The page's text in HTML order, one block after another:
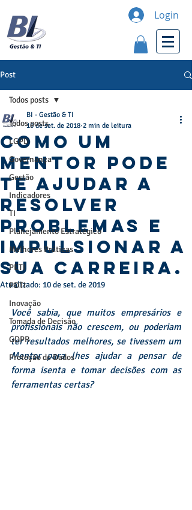
Login
Post
Todos posts
LGPD
Governança
Gestão
Indicadores
TI
Planejamento Estratégico
Melhores Práticas
PETI
PDTI
Inovação
Tomada de Decisão
GDPR
Proteção de Dados
Todos posts
Como um
Mentor pode
te ajudar a
resolver
Problemas e
Impulsionar a
sua carreira.
BI - Gestão & TI
10 de set. de 2018 2 min de leitura
Atualizado: 10 de set. de 2019
Você sabia, que muitos empresários e
profissionais não crescem, ou poderiam
ter resultados melhores, se tivessem um
Mentor para lhes ajudar a pensar de
forma isenta e tomar decisões com as
ferramentas certas?